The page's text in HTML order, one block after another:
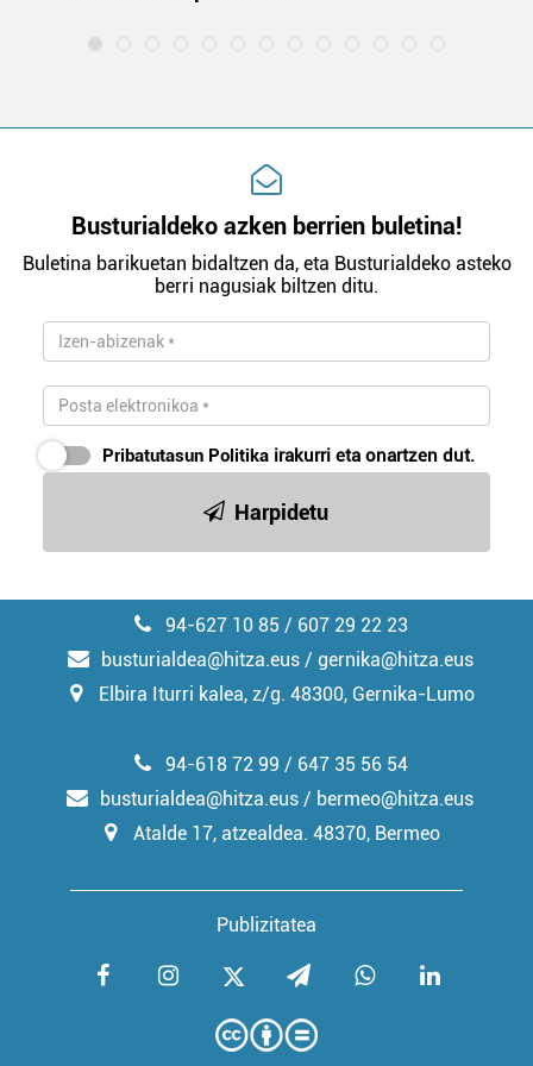
Busturialdeko azken berrien buletina!
Buletina barikuetan bidaltzen da, eta Busturialdeko asteko
berri nagusiak biltzen ditu.
Pribatutasun Politika irakurri eta onartzen dut.
Harpidetu
94-627 10 85 / 607 29 22 23
busturialdea@hitza.eus / gernika@hitza.eus
Elbira Iturri kalea, z/g. 48300, Gernika-Lumo
Publizitatea
94-618 72 99 / 647 35 56 54
busturialdea@hitza.eus / bermeo@hitza.eus
Atalde 17, atzealdea. 48370, Bermeo